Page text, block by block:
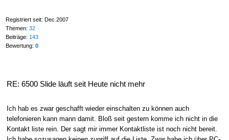
Registriert seit: Dec 2007
Themen: 32
Beiträge: 143
Bewertung: 0
RE: 6500 Slide läuft seit Heute nicht mehr
Ich hab es zwar geschafft wieder einschalten zu können auch
telefonieren kann mann damit. Bloß seit gestern komme ich nicht in die
Kontakt liste rein. Der sagt mir immer Kontaktliste ist noch nicht bereit.